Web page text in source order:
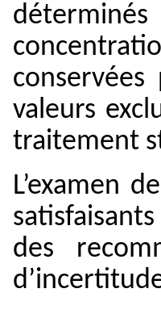
valeurs
traitement
L’examen
des